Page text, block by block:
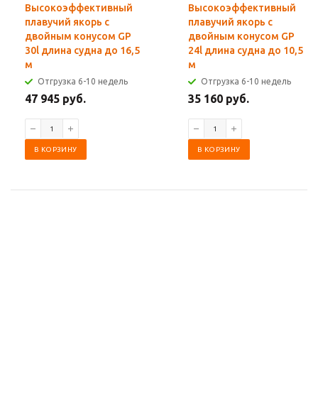
Высокоэффективный
плавучий якорь с
двойным конусом GP
30l длина судна до 16,5
м
Отгрузка 6-10 недель
47 945 руб.
В КОРЗИНУ
Высокоэффективный
плавучий якорь с
двойным конусом GP
24l длина судна до 10,5
м
Отгрузка 6-10 недель
35 160 руб.
В КОРЗИНУ